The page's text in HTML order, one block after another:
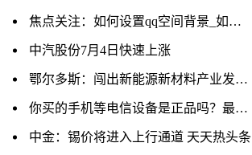
焦点关注：如何设置qq空间背景_如何设置QQ空间背景音乐
中汽股份7月4日快速上涨
鄂尔多斯：闯出新能源新材料产业发展新路 天天热门
你买的手机等电信设备是正品吗？最新查询攻略来了
中金：锡价将进入上行通道 天天热头条